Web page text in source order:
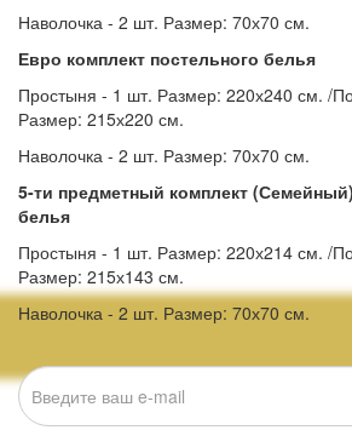
Наволочка - 2 шт. Размер: 70х70 см.
Евро комплект постельного белья
Простыня - 1 шт. Размер: 220х240 см. /
Размер: 215х220 см.
Наволочка - 2 шт. Размер: 70х70 см.
5-ти предметный комплект
белья
Простыня - 1 шт. Размер: 220х214 см. /
Размер: 215х143 см.
Наволочка - 2 шт. Размер: 70х70 см.